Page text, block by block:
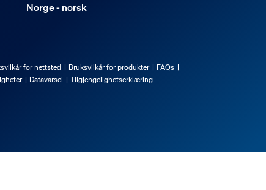
Norge - norsk
for nettsted Bruksvilkår for produkter
FAQs
Datavarsel Tilgjengelighetserklæring